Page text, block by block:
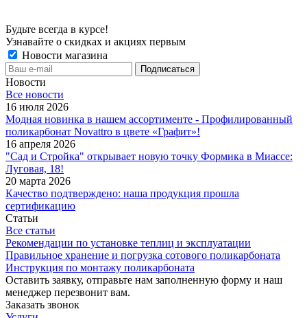
Будьте всегда в курсе!
Узнавайте о скидках и акциях первым
Новости магазина
Новости
Все новости
16 июля 2026
Модная новинка в нашем ассортименте - Профилированный
поликарбонат Novattro в цвете «Графит»!
16 апреля 2026
"Сад и Стройка" открывает новую точку Формика в Миассе:
Луговая, 18!
20 марта 2026
Качество подтверждено: наша продукция прошла
сертификацию
Статьи
Все статьи
Рекомендации по установке теплиц и эксплуатации
Правильное хранение и погрузка сотового поликарбоната
Инструкция по монтажу поликарбоната
Оставить заявку, отправьте нам заполненную форму и наш
менеджер перезвонит вам.
Заказать звонок